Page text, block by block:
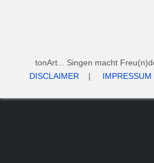
tonArt... Singen macht
DISCLAIMER | IMPRESSUM